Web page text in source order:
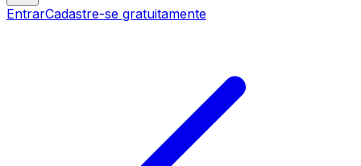
EntrarCadastre-se gratuitamente